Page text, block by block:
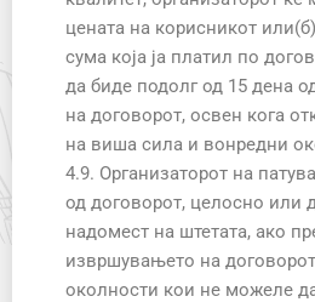
цената на корисникот
сума која ја платил по
да биде подолг од 15 дена
на договорот, освен кога
на виша сила и вонредни
4.9. Организаторот на
од договорот, целосно или
надомест на штетата, ако
извршувањето на
околности кои не можеле